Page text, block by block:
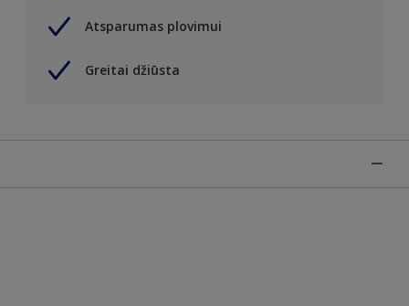
Atsparumas plovimui
Greitai džiūsta